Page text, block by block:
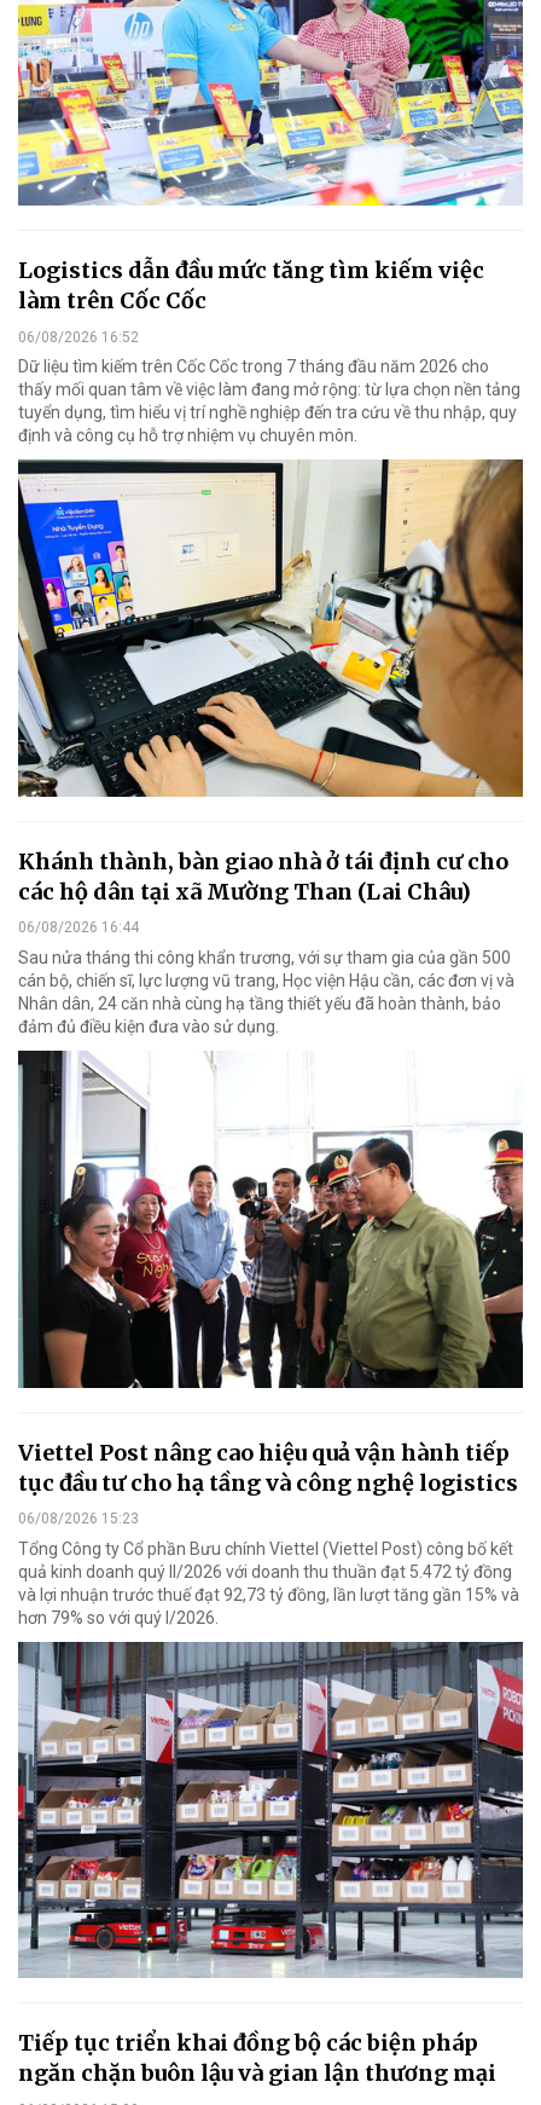
Logistics dẫn đầu mức tăng tìm kiếm việc
làm trên Cốc Cốc
06/08/2026 16:52
Dữ liệu tìm kiếm trên Cốc Cốc trong 7 tháng đầu năm 2026 cho
thấy mối quan tâm về việc làm đang mở rộng: từ lựa chọn nền tảng
tuyển dụng, tìm hiểu vị trí nghề nghiệp đến tra cứu về thu nhập, quy
định và công cụ hỗ trợ nhiệm vụ chuyên môn.
Khánh thành, bàn giao nhà ở tái định cư cho
các hộ dân tại xã Mường Than (Lai Châu)
06/08/2026 16:44
Sau nửa tháng thi công khẩn trương, với sự tham gia của gần 500
cán bộ, chiến sĩ, lực lượng vũ trang, Học viện Hậu cần, các đơn vị và
Nhân dân, 24 căn nhà cùng hạ tầng thiết yếu đã hoàn thành, bảo
đảm đủ điều kiện đưa vào sử dụng.
Viettel Post nâng cao hiệu quả vận hành tiếp
tục đầu tư cho hạ tầng và công nghệ logistics
06/08/2026 15:23
Tổng Công ty Cổ phần Bưu chính Viettel (Viettel Post) công bố kết
quả kinh doanh quý II/2026 với doanh thu thuần đạt 5.472 tỷ đồng
và lợi nhuận trước thuế đạt 92,73 tỷ đồng, lần lượt tăng gần 15% và
hơn 79% so với quý I/2026.
Tiếp tục triển khai đồng bộ các biện pháp
ngăn chặn buôn lậu và gian lận thương mại